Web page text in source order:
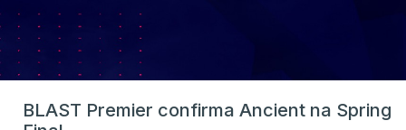
BLAST Premier confirma Ancient na Spring